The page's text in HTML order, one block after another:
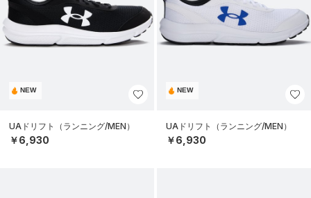
NEW
UAドリフト（ランニング/MEN）
￥6,930
NEW
UAドリフト（ランニング/MEN）
￥6,930